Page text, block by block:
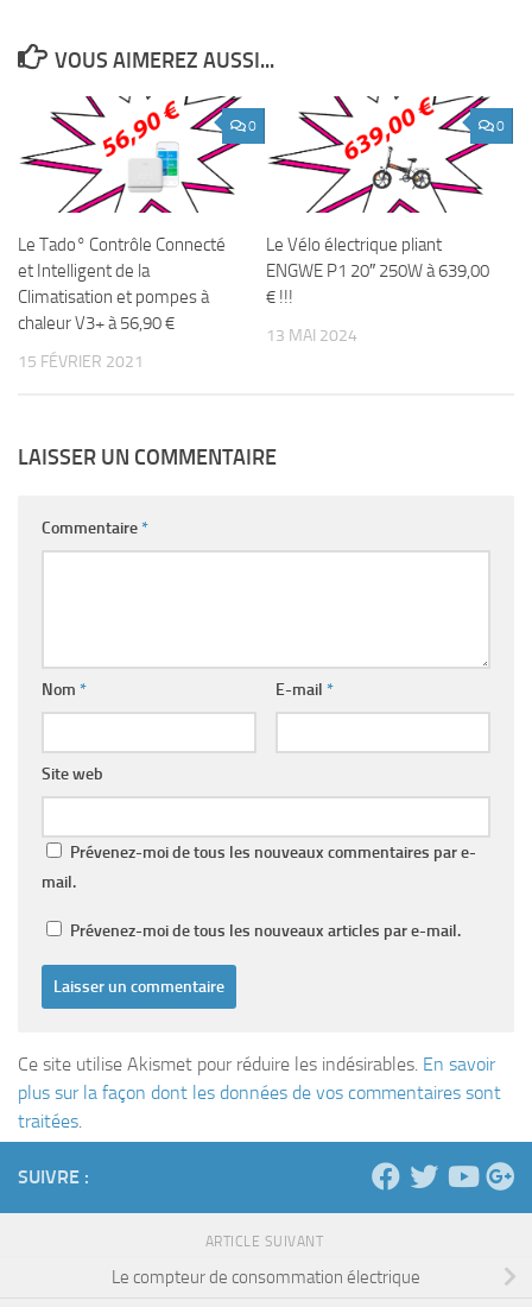
VOUS AIMEREZ AUSSI...
0
Le Tado° Contrôle Connecté
et Intelligent de la
Climatisation et pompes à
chaleur V3+ à 56,90 €
15 FÉVRIER 2021
0
Le Vélo électrique pliant
ENGWE P1 20″ 250W à 639,00
€ !!!
13 MAI 2024
LAISSER UN COMMENTAIRE
Commentaire*
Nom * E-mail *
Site web
Prévenez-moi de tous les nouveaux commentaires par e-
mail.
Prévenez-moi de tous les nouveaux articles par e-mail.
Ce site utilise Akismet pour réduire les indésirables. En savoir
plus sur la façon dont les données de vos commentaires sont
traitées.
SUIVRE :
ARTICLE SUIVANT
Le compteur de consommation électrique